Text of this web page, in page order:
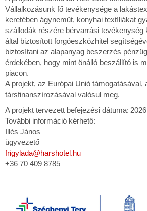
Vállalkozásunk fő tevékenysége a
keretében ágyneműt, konyhai textíliákat
szállodák részére bérvarrási tevékenység
által biztosított forgóeszközhitel
biztosítani az alapanyag beszerzés
érdekében, hogy mint önálló beszállító is
piacon.
A projekt, az Európai Unió támogatásával,
társfinanszírozásával valósul meg.
A projekt tervezett befejezési dátuma:
További információ kérhető:
Illés János
ügyvezető
frigylada@harshotel.hu
+36 70 409 8785